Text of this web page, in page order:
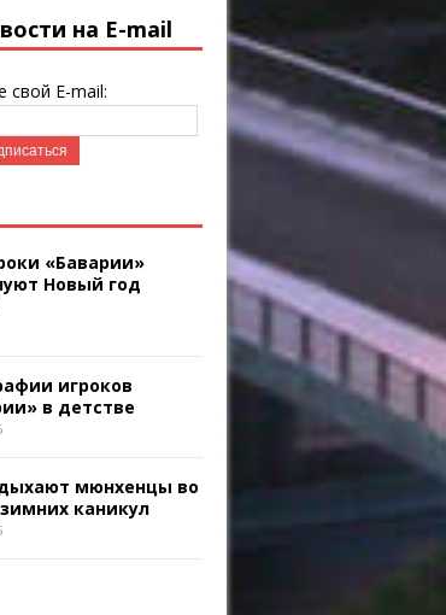
на E-mail
свой E-mail:
«Баварии»
Новый год
игроков
в детстве
мюнхенцы во
каникул